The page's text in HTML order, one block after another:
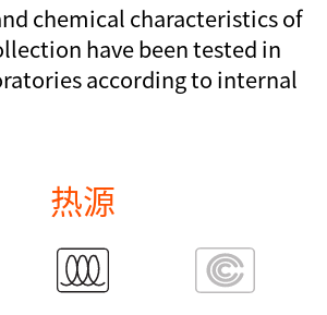
chemical characteristics of
have been tested in
according to internal
热源